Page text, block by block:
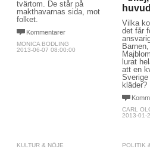
tvärtom. De står på
makthavarnas sida, mot
folket.
Kommentarer
MONICA BODLING
2013-06-07 08:00:00
Vilka
det får
lurat
att en
kläder?
CARL
2013-01-
KULTUR & NÖJE POLITIK